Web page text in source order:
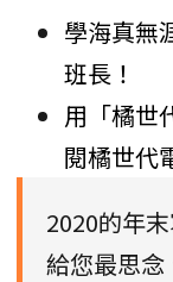
學海真無
班長！
用「橘世
閱橘世代
2020的年
給您最思念